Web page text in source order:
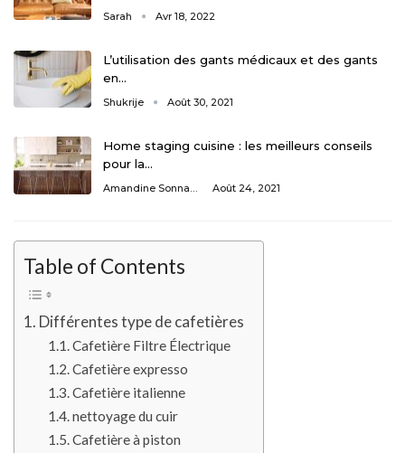
Sarah Avr 18, 2022
L’utilisation des gants médicaux et des gants
en…
Shukrije Août 30, 2021
Home staging cuisine : les meilleurs conseils
pour la…
Amandine Sonnaert Août 24, 2021
Table of Contents
Différentes type de cafetières
Cafetière Filtre Électrique
Cafetière expresso
Cafetière italienne
nettoyage du cuir
Cafetière à piston